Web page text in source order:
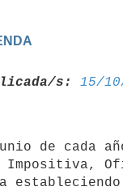
s: 15/
de cada
Impositiva,